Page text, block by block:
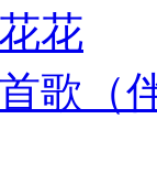
花
歌（